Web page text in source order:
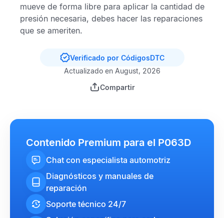
mueve de forma libre para aplicar la cantidad de
presión necesaria, debes hacer las reparaciones
que se ameriten.
Verificado por CódigosDTC
Actualizado en August, 2026
Compartir
Contenido Premium para el P063D
Chat con especialista automotriz
Diagnósticos y manuales de
reparación
Soporte técnico 24/7